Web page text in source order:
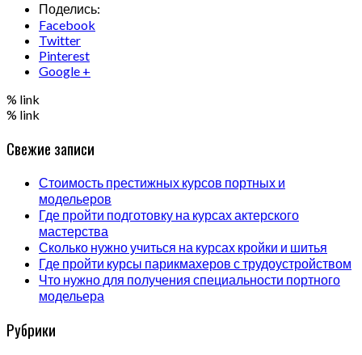
Поделись:
Facebook
Twitter
Pinterest
Google +
% link
% link
Свежие записи
Стоимость престижных курсов портных и
модельеров
Где пройти подготовку на курсах актерского
мастерства
Сколько нужно учиться на курсах кройки и шитья
Где пройти курсы парикмахеров с трудоустройством
Что нужно для получения специальности портного
модельера
Рубрики